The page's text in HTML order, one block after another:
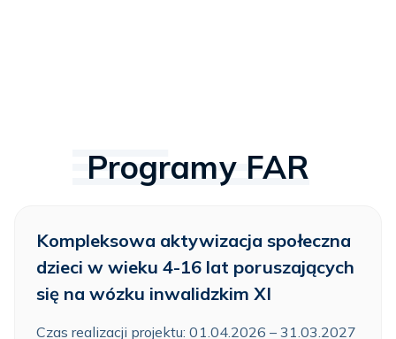
Programy FAR
Kompleksowa aktywizacja społeczna
dzieci w wieku 4-16 lat poruszających
się na wózku inwalidzkim XI
Czas realizacji projektu: 01.04.2026 – 31.03.2027